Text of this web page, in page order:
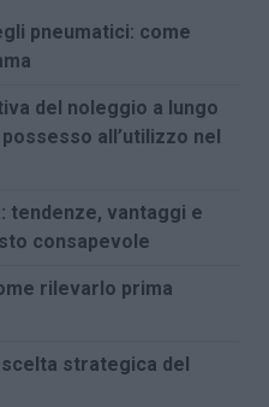
pneumatici: come
del noleggio a lungo
all’utilizzo nel
tendenze, vantaggi e
consapevole
rilevarlo prima
scelta strategica del